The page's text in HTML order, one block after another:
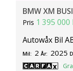
BMW XM
Pris 1 395
Autowåx Bil
Mil: 2 År: 2025